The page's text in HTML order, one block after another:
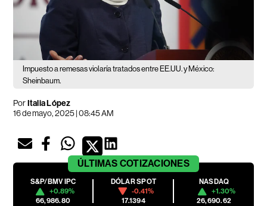
Impuesto a remesas violaría tratados entre EE.UU. y México:
Sheinbaum.
PorItalia López
16 de mayo, 2025 | 08:45 AM
ÚLTIMAS COTIZACIONES
S&P/BMV IPC
+0.89%
66,986.80
DÓLAR SPOT
-0.41%
17.1394
NASDAQ
+1.30%
26,690.62